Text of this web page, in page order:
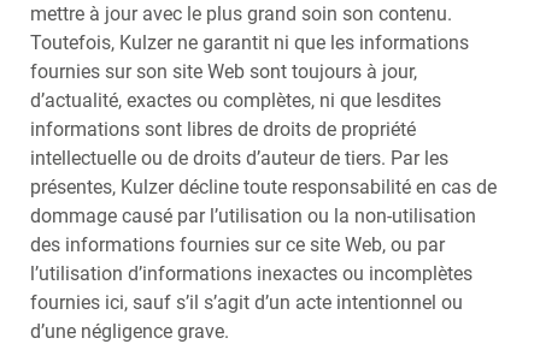
mettre à jour avec le plus grand soin son contenu.
Toutefois, Kulzer ne garantit ni que les informations
fournies sur son site Web sont toujours à jour,
d’actualité, exactes ou complètes, ni que lesdites
informations sont libres de droits de propriété
intellectuelle ou de droits d’auteur de tiers. Par les
présentes, Kulzer décline toute responsabilité en cas de
dommage causé par l’utilisation ou la non-utilisation
des informations fournies sur ce site Web, ou par
l’utilisation d’informations inexactes ou incomplètes
fournies ici, sauf s’il s’agit d’un acte intentionnel ou
d’une négligence grave.